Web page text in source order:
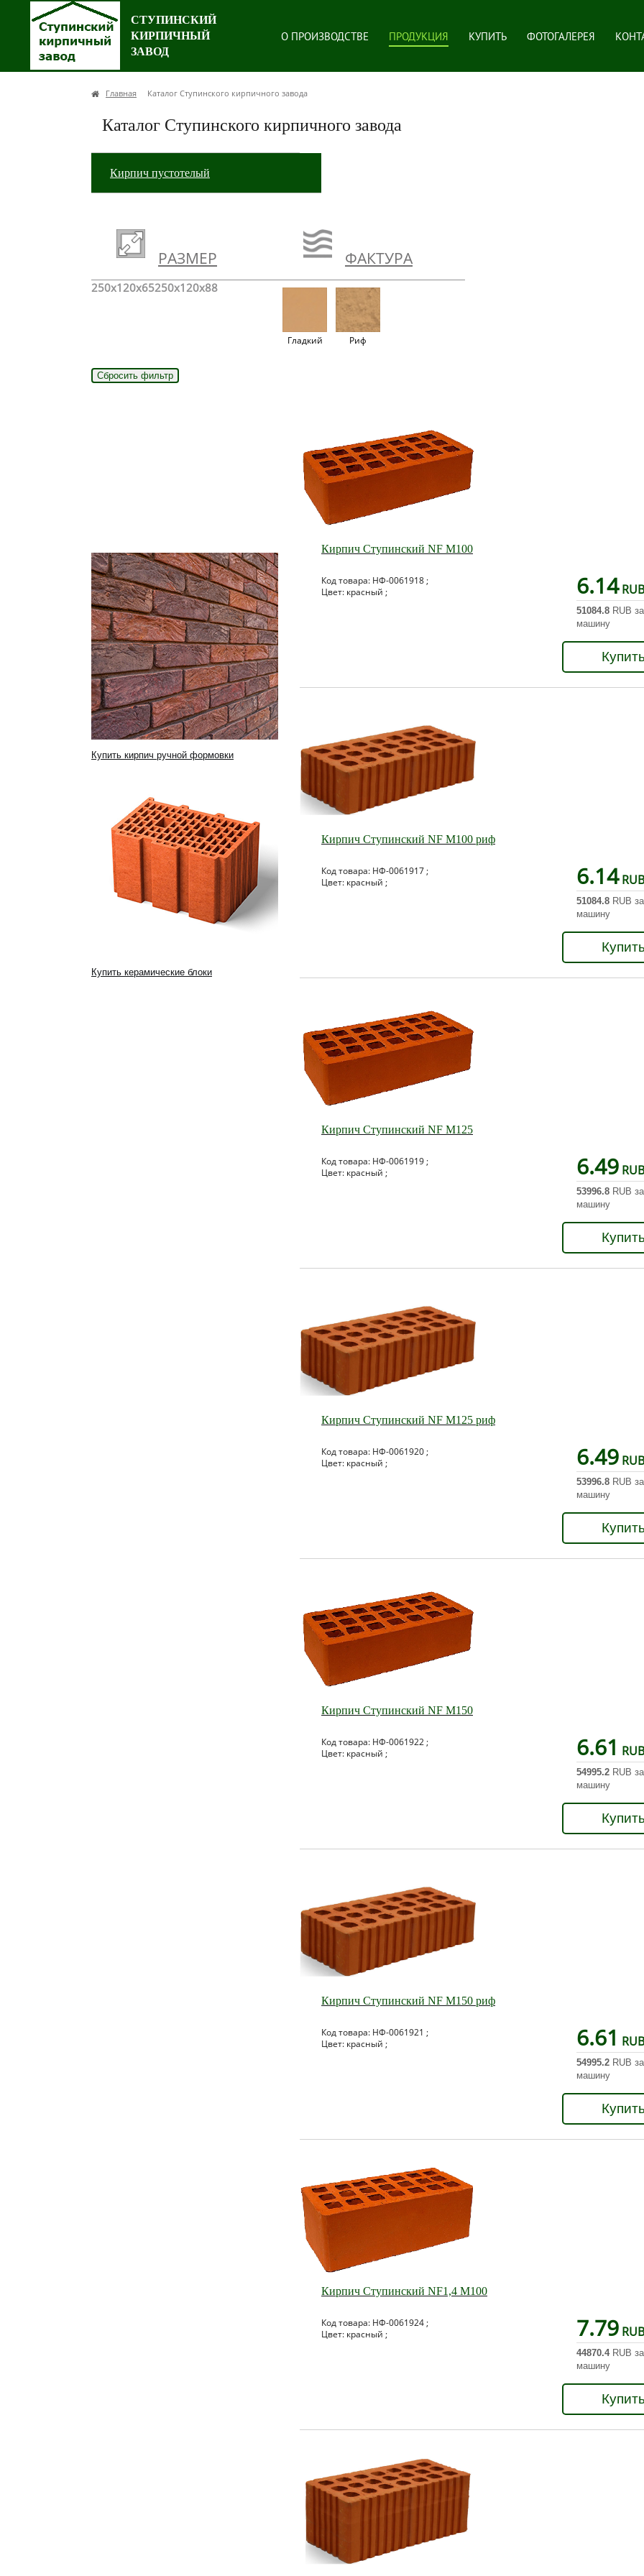
СТУПИНСКИЙ
КИРПИЧНЫЙ
ЗАВОД
О ПРОИЗВОДСТВЕ ПРОДУКЦИЯ КУПИТЬ ФОТОГАЛЕРЕЯ
Главная Каталог Ступинского кирпичного завода
Каталог Ступинского кирпичного завода
Кирпич пустотелый
РАЗМЕР
250x120x65250x120x88
ФАКТУРА
Гладкий Риф
Купить кирпич ручной формовки
Купить керамические блоки
Кирпич Ступинский NF М100
Код товара: НФ-0061918 ;
Цвет: красный ;
6.14RUB
51084.8 RUB за
машину
Кирпич Ступинский NF М100 риф
Код товара: НФ-0061917 ;
Цвет: красный ;
6.14RUB
51084.8 RUB за
машину
Кирпич Ступинский NF М125
Код товара: НФ-0061919 ;
Цвет: красный ;
6.49 RUB
53996.8 RUB за
машину
Кирпич Ступинский NF М125 риф
Код товара: НФ-0061920 ;
Цвет: красный ;
6.49 RUB
53996.8 RUB за
машину
Кирпич Ступинский NF М150
Код товара: НФ-0061922 ;
Цвет: красный ;
6.61 RUB
54995.2 RUB за
машину
Кирпич Ступинский NF М150 риф
Код товара: НФ-0061921 ;
Цвет: красный ;
6.61 RUB
54995.2 RUB за
машину
Кирпич Ступинский NF1,4 М100
Код товара: НФ-0061924 ;
Цвет: красный ;
7.79 RUB
44870.4 RUB за
машину